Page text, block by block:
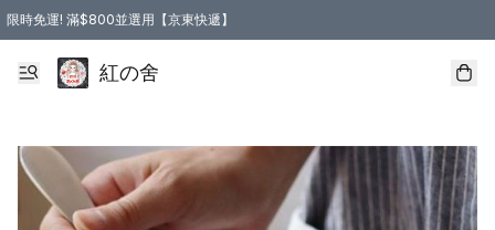
限時免運! 滿$800並選用【京東快遞】
紅の舍